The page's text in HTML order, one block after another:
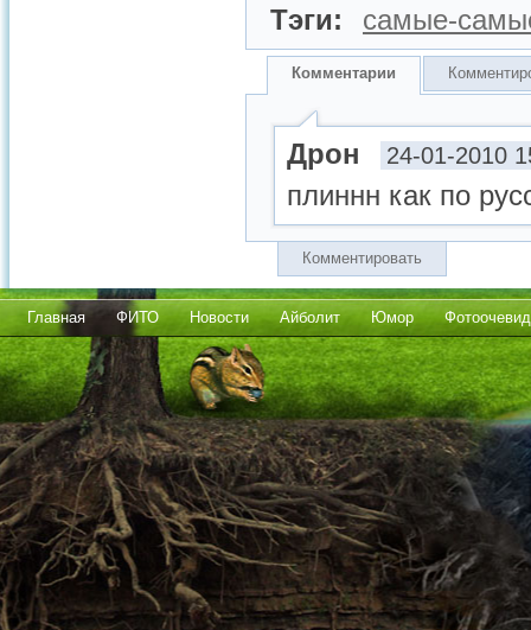
Тэги: самые-
Комментарии
Дрон 24-01-2010
плиннн как по
Комментировать
Главная ФИТО Новости Айболит Юмор